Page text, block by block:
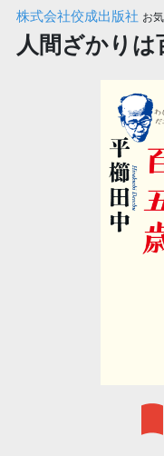
株式会社佼成出版社 お
人間ざかりは